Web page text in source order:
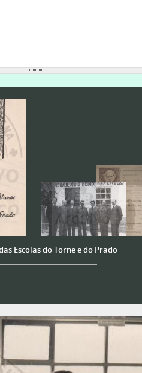
Escolas do Torne e do Prado